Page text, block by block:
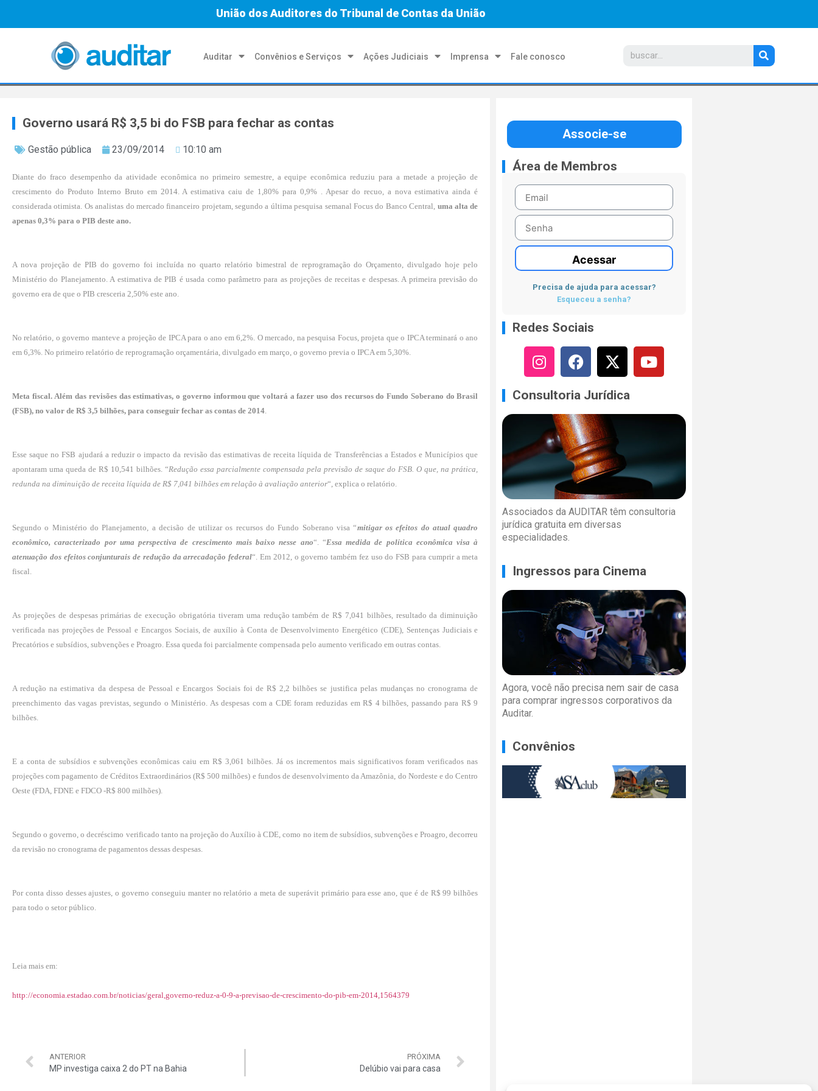
União dos Auditores do Tribunal de Contas da União
Auditar Convênios e Serviços Ações Judiciais Imprensa Fale conosco
Governo usará R$ 3,5 bi do FSB para fechar as contas
Gestão pública 23/09/2014 10:10 am
Diante do fraco desempenho da atividade econômica no primeiro semestre, a equipe econômica reduziu para a metade a projeção de
crescimento do Produto Interno Bruto em 2014. A estimativa caiu de 1,80% para 0,9% . Apesar do recuo, a nova estimativa ainda é
considerada otimista. Os analistas do mercado financeiro projetam, segundo a última pesquisa semanal Focus do Banco Central, uma alta de
apenas 0,3% para o PIB deste ano.
A nova projeção de PIB do governo foi incluída no quarto relatório bimestral de reprogramação do Orçamento, divulgado hoje pelo
Ministério do Planejamento. A estimativa de PIB é usada como parâmetro para as projeções de receitas e despesas. A primeira previsão do
governo era de que o PIB cresceria 2,50% este ano.
No relatório, o governo manteve a projeção de IPCA para o ano em 6,2%. O mercado, na pesquisa Focus, projeta que o IPCA terminará o ano
em 6,3%. No primeiro relatório de reprogramação orçamentária, divulgado em março, o governo previa o IPCA em 5,30%.
Meta fiscal. Além das revisões das estimativas, o governo informou que voltará a fazer uso dos recursos do Fundo Soberano do Brasil
(FSB), no valor de R$ 3,5 bilhões, para conseguir fechar as contas de 2014.
Esse saque no FSB ajudará a reduzir o impacto da revisão das estimativas de receita líquida de Transferências a Estados e Municípios que
apontaram uma queda de R$ 10,541 bilhões. “Redução essa parcialmente compensada pela previsão de saque do FSB. O que, na prática,
redunda na diminuição de receita líquida de R$ 7,041 bilhões em relação à avaliação anterior“, explica o relatório.
Segundo o Ministério do Planejamento, a decisão de utilizar os recursos do Fundo Soberano visa “mitigar os efeitos do atual quadro
econômico, caracterizado por uma perspectiva de crescimento mais baixo nesse ano“. “Essa medida de política econômica visa à
atenuação dos efeitos conjunturais de redução da arrecadação federal“. Em 2012, o governo também fez uso do FSB para cumprir a meta
fiscal.
As projeções de despesas primárias de execução obrigatória tiveram uma redução também de R$ 7,041 bilhões, resultado da diminuição
verificada nas projeções de Pessoal e Encargos Sociais, de auxílio à Conta de Desenvolvimento Energético (CDE), Sentenças Judiciais e
Precatórios e subsídios, subvenções e Proagro. Essa queda foi parcialmente compensada pelo aumento verificado em outras contas.
A redução na estimativa da despesa de Pessoal e Encargos Sociais foi de R$ 2,2 bilhões se justifica pelas mudanças no cronograma de
preenchimento das vagas previstas, segundo o Ministério. As despesas com a CDE foram reduzidas em R$ 4 bilhões, passando para R$ 9
bilhões.
E a conta de subsídios e subvenções econômicas caiu em R$ 3,061 bilhões. Já os incrementos mais significativos foram verificados nas
projeções com pagamento de Créditos Extraordinários (R$ 500 milhões) e fundos de desenvolvimento da Amazônia, do Nordeste e do Centro
Oeste (FDA, FDNE e FDCO -R$ 800 milhões).
Segundo o governo, o decréscimo verificado tanto na projeção do Auxílio à CDE, como no item de subsídios, subvenções e Proagro, decorreu
da revisão no cronograma de pagamentos dessas despesas.
Por conta disso desses ajustes, o governo conseguiu manter no relatório a meta de superávit primário para esse ano, que é de R$ 99 bilhões
para todo o setor público.
Leia mais em:
http://economia.estadao.com.br/noticias/geral,governo-reduz-a-0-9-a-previsao-de-crescimento-do-pib-em-2014,1564379
ANTERIOR
MP investiga caixa 2 do PT na Bahia
PRÓXIMA
Delúbio vai para casa
Associe-se
Área de Membros
Acessar
Precisa de ajuda para acessar?
Esqueceu a senha?
Redes Sociais
Consultoria Jurídica
Associados da AUDITAR têm consultoria
jurídica gratuita em diversas
especialidades.
Ingressos para Cinema
Agora, você não precisa nem sair de casa
para comprar ingressos corporativos da
Auditar.
Convênios